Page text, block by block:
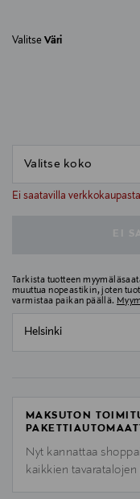
Valitse Väri
Ei saatavilla
null
Tarkista tuotteen
muuttua nopeastikin, joten
varmistaa paikan päällä.
Helsinki
MAKSUTON
Nyt kannattaa
kaikkien